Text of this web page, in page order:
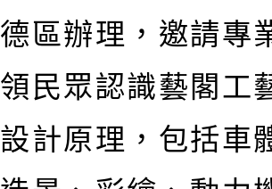
德區辦理，邀請專
領民眾認識藝閣工
設計原理，包括車